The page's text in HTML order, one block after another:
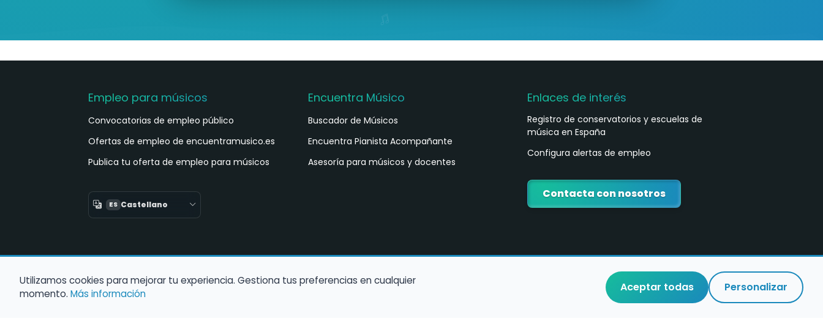
Empleo para músicos
Convocatorias de empleo público
Ofertas de empleo de encuentramusico.es
Publica tu oferta de empleo para músicos
ES Castellano
Encuentra Músico
Buscador de Músicos
Encuentra Pianista Acompañante
Asesoría para músicos y docentes
Enlaces de interés
Registro de conservatorios y escuelas de
música en España
Configura alertas de empleo
Contacta con nosotros
Utilizamos cookies para mejorar tu experiencia. Gestiona tus preferencias en cualquier
momento. Más información Aceptar todas Personalizar